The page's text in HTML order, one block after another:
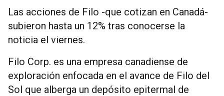
Las acciones de Filo -que cotizan en Canadá-
subieron hasta un 12% tras conocerse la
noticia el viernes.
Filo Corp. es una empresa canadiense de
exploración enfocada en el avance de Filo del
Sol que alberga un depósito epitermal de